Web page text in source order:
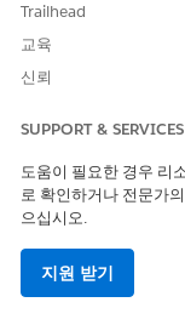
Trailhead
교육
신뢰
SUPPORT & SERVICES
도움이 필요한 경우 리
로 확인하거나 전문가
으십시오.
지원 받기